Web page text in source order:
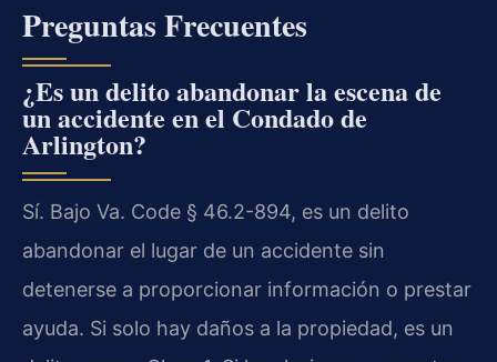
Preguntas Frecuentes
¿Es un delito abandonar la escena de
un accidente en el Condado de
Arlington?
Sí. Bajo Va. Code § 46.2-894, es un delito
abandonar el lugar de un accidente sin
detenerse a proporcionar información o prestar
ayuda. Si solo hay daños a la propiedad, es un